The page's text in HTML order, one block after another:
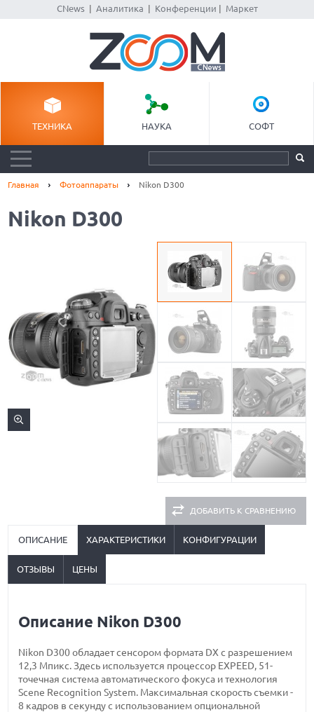
CNews| Аналитика Конференции Маркет
ТЕХНИКА НАУКА СОФТ
Главная Фотоаппараты Nikon D300
Nikon D300
ДОБАВИТЬ К СРАВНЕНИЮ
ОПИСАНИЕ ХАРАКТЕРИСТИКИ КОНФИГУРАЦИИ
ОТЗЫВЫ ЦЕНЫ
Описание Nikon D300
Nikon D300 обладает сенсором формата DX с разрешением
12,3 Мпикс. Здесь используется процессор EXPEED, 51-
точечная система автоматического фокуса и технология
Scene Recognition System. Максимальная скорость съемки -
8 кадров в секунду с использованием опциональной